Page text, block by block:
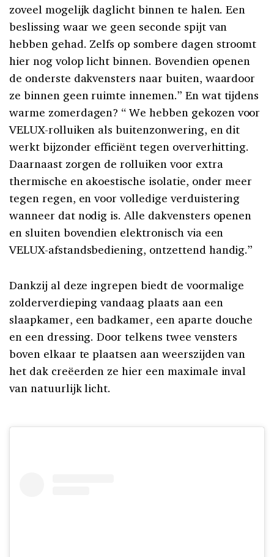
zoveel mogelijk daglicht binnen te halen. Een
beslissing waar we geen seconde spijt van
hebben gehad. Zelfs op sombere dagen stroomt
hier nog volop licht binnen. Bovendien openen
de onderste dakvensters naar buiten, waardoor
ze binnen geen ruimte innemen.” En wat tijdens
warme zomerdagen? “ We hebben gekozen voor
VELUX-rolluiken als buitenzonwering, en dit
werkt bijzonder efficiënt tegen oververhitting.
Daarnaast zorgen de rolluiken voor extra
thermische en akoestische isolatie, onder meer
tegen regen, en voor volledige verduistering
wanneer dat nodig is. Alle dakvensters openen
en sluiten bovendien elektronisch via een
VELUX-afstandsbediening, ontzettend handig.”
Dankzij al deze ingrepen biedt de voormalige
zolderverdieping vandaag plaats aan een
slaapkamer, een badkamer, een aparte douche
en een dressing. Door telkens twee vensters
boven elkaar te plaatsen aan weerszijden van
het dak creëerden ze hier een maximale inval
van natuurlijk licht.